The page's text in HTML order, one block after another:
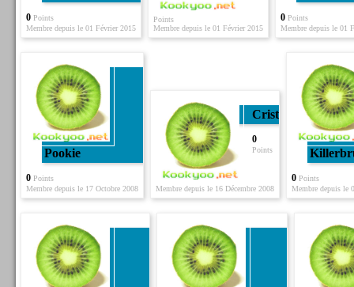
0Points
Membre depuis le 01 Février 2015
Points
Membre depuis le 01 Février 2015
0Points
Membre depuis le 01
Pookie
0Points
Membre depuis le 17 Octobre 2008
Crist59
0
Points
Membre depuis le 16 Décembre 2008
0Points
Membre depuis le